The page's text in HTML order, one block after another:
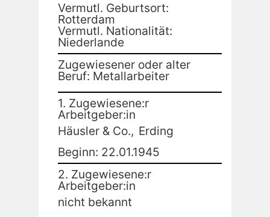
Vermutl. Geburtsort:
Rotterdam
Vermutl. Nationalität:
Niederlande
Zugewiesener oder alter
Beruf: Metallarbeiter
1. Zugewiesene:r
Arbeitgeber:in
Häusler & Co., Erding
Beginn: 22.01.1945
2. Zugewiesene:r
Arbeitgeber:in
nicht bekannt